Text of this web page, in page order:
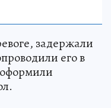
задержали
его в